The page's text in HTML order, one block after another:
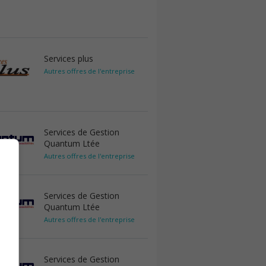
Services plus
Autres offres de l'entreprise
Services de Gestion
Quantum Ltée
Autres offres de l'entreprise
Services de Gestion
Quantum Ltée
Autres offres de l'entreprise
Services de Gestion